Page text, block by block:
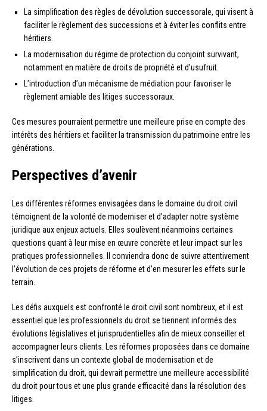
La simplification des règles de dévolution successorale, qui visent à
faciliter le règlement des successions et à éviter les conflits entre
héritiers.
La modernisation du régime de protection du conjoint survivant,
notamment en matière de droits de propriété et d’usufruit.
L’introduction d’un mécanisme de médiation pour favoriser le
règlement amiable des litiges successoraux.
Ces mesures pourraient permettre une meilleure prise en compte des
intérêts des héritiers et faciliter la transmission du patrimoine entre les
générations.
Perspectives d’avenir
Les différentes réformes envisagées dans le domaine du droit civil
témoignent de la volonté de moderniser et d’adapter notre système
juridique aux enjeux actuels. Elles soulèvent néanmoins certaines
questions quant à leur mise en œuvre concrète et leur impact sur les
pratiques professionnelles. Il conviendra donc de suivre attentivement
l’évolution de ces projets de réforme et d’en mesurer les effets sur le
terrain.
Les défis auxquels est confronté le droit civil sont nombreux, et il est
essentiel que les professionnels du droit se tiennent informés des
évolutions législatives et jurisprudentielles afin de mieux conseiller et
accompagner leurs clients. Les réformes proposées dans ce domaine
s’inscrivent dans un contexte global de modernisation et de
simplification du droit, qui devrait permettre une meilleure accessibilité
du droit pour tous et une plus grande efficacité dans la résolution des
litiges.